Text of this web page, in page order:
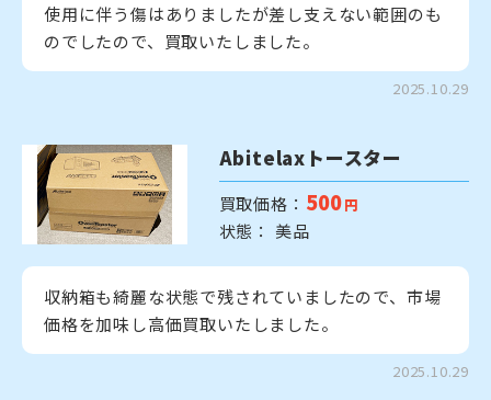
使用に伴う傷はありましたが差し支えない範囲のも
のでしたので、買取いたしました。
2025.10.29
Abitelaxトースター
買取価格： 500 円
状態： 美品
収納箱も綺麗な状態で残されていましたので、市場
価格を加味し高価買取いたしました。
2025.10.29